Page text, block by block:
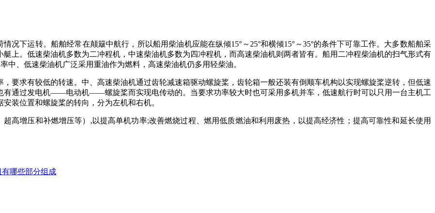
况下运转。船舶经常在颠簸中航行，所以船用柴油机应能在纵倾15°～ 25°和横倾15°～35°的条件下可靠工作。大多数船舶采
上。低速柴油机多数为二冲程机，中速柴油机多数为四冲程机，而高速柴油机则两者皆有。船用二冲程柴油机的扫气形式有
中、低速柴油机广泛采用重油作为燃料，高速柴油机仍多用轻柴油。
求有较低的转速。中、高速柴油机通过齿轮减速箱驱动螺旋桨，齿轮箱一般还装有倒顺车机构以实现螺旋桨逆转，但低速
有通过发电机——电动机——螺旋桨而实现电传动的。当要求功率较大时也可采用多机并车，低速航行时可以只用一台主机工
装位置和螺旋桨的转向，分为左机和右机。
高增压和补燃增压等） , 以提高单机功率;改善燃烧过程、燃用低质燃油和利用废热，以提高经济性；提高可靠性和延长使用
哪些部分组成